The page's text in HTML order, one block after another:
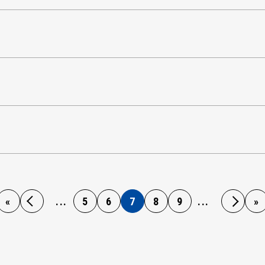
« ... 5 6 7 8 9 ... »